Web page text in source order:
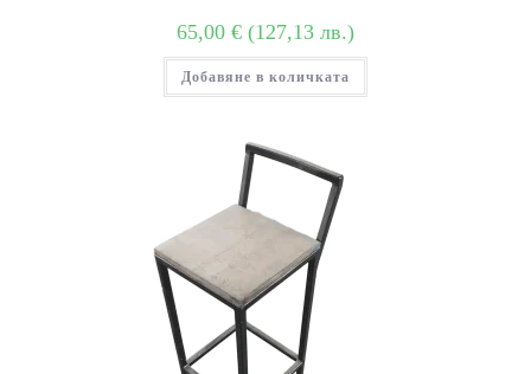
65,00 € (127,13 лв.)
Добавяне в количката